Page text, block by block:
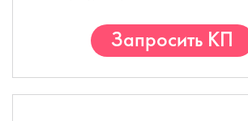
Запросить КП